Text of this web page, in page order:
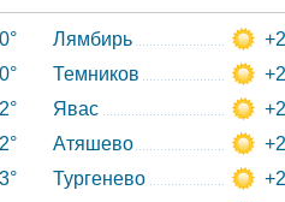
Лямбирь
Темников
Явас
Атяшево
Тургенево